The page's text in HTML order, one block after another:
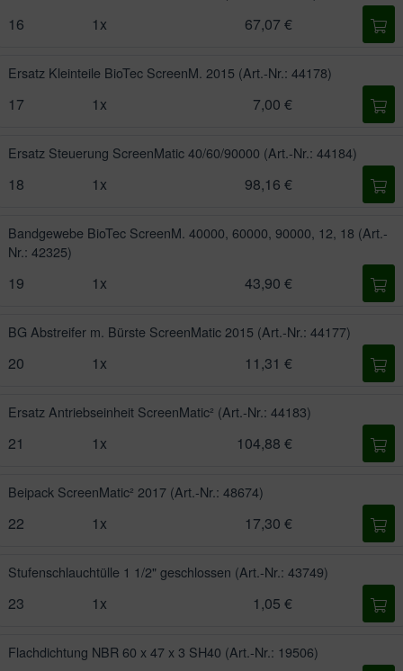
16 1x 67,07 €
17
Ersatz Kleinteile BioTec ScreenM. 2015 (Art.-Nr.: 44178)
1x 7,00 €
18
Ersatz Steuerung ScreenMatic 40/60/90000 (Art.-Nr.: 44184)
1x 98,16 €
19
Bandgewebe BioTec ScreenM. 40000, 60000, 90000, 12, 18 (Art.-
Nr.: 42325)
1x 43,90 €
20
BG Abstreifer m. Bürste ScreenMatic 2015 (Art.-Nr.: 44177)
1x 11,31 €
21
Ersatz Antriebseinheit ScreenMatic² (Art.-Nr.: 44183)
1x 104,88 €
22
Beipack ScreenMatic² 2017 (Art.-Nr.: 48674)
1x 17,30 €
23
Stufenschlauchtülle 1 1/2" geschlossen (Art.-Nr.: 43749)
1x 1,05 €
Flachdichtung NBR 60 x 47 x 3 SH40 (Art.-Nr.: 19506)